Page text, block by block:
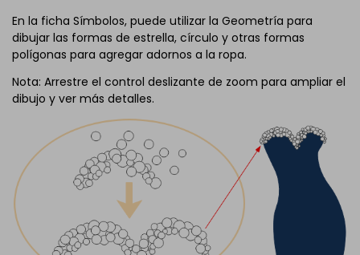
En la ficha Símbolos, puede utilizar la Geometría para
dibujar las formas de estrella, círculo y otras formas
polígonas para agregar adornos a la ropa.
Nota: Arrestre el control deslizante de zoom para ampliar el
dibujo y ver más detalles.